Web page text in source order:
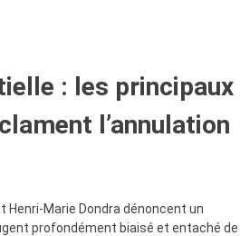
: les principaux
l’annulation
Henri-Marie Dondra dénoncent un
profondément biaisé et entaché de